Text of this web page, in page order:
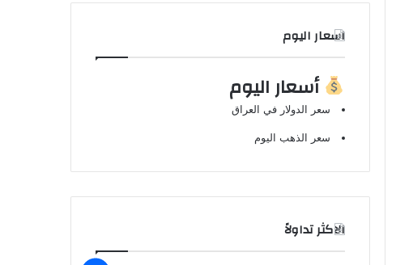
اسعار اليوم
أسعار اليوم
سعر الدولار في العراق
سعر الذهب اليوم
الاكثر تداولاً